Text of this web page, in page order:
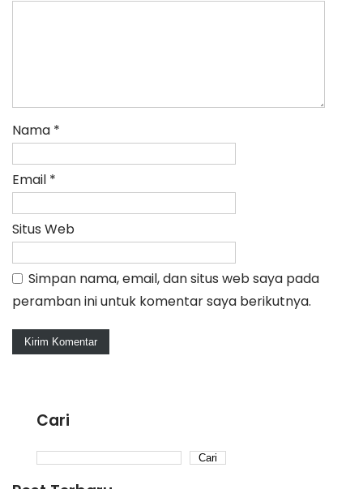
Nama *
Email *
Situs Web
Simpan nama, email, dan situs web saya pada
peramban ini untuk komentar saya berikutnya.
Cari
Cari